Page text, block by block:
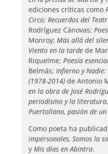
ediciones críticas como
Circo; Recuerdos del
Rodríguez Cánovas;
Monroy; Más allá del
Viento en la tardede
Riquelme; Poesía
Belmás; Infierno y
(1978-2014) de Antonio
en la obra de José
periodismo y la literatura
Puertollano, pasión de
Como poeta ha
impersonales, Somos la
y Mis días en Abintra.